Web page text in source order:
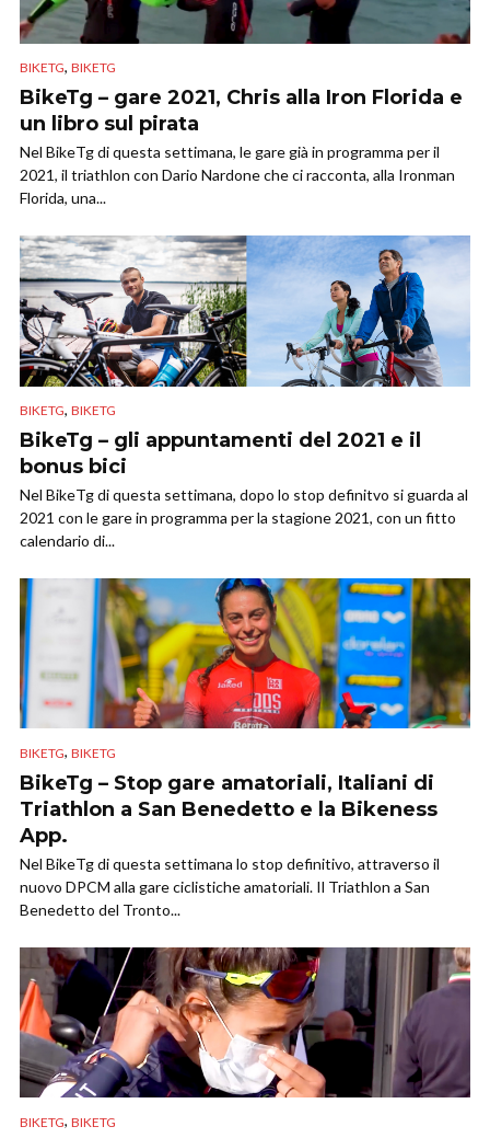
BIKETG, BIKETG
BikeTg – gare 2021, Chris alla Iron Florida e
un libro sul pirata
Nel BikeTg di questa settimana, le gare già in programma per il
2021, il triathlon con Dario Nardone che ci racconta, alla Ironman
Florida, una...
BIKETG, BIKETG
BikeTg – gli appuntamenti del 2021 e il
bonus bici
Nel BikeTg di questa settimana, dopo lo stop definitvo si guarda al
2021 con le gare in programma per la stagione 2021, con un fitto
calendario di...
BIKETG, BIKETG
BikeTg – Stop gare amatoriali, Italiani di
Triathlon a San Benedetto e la Bikeness
App.
Nel BikeTg di questa settimana lo stop definitivo, attraverso il
nuovo DPCM alla gare ciclistiche amatoriali. Il Triathlon a San
Benedetto del Tronto...
BIKETG, BIKETG